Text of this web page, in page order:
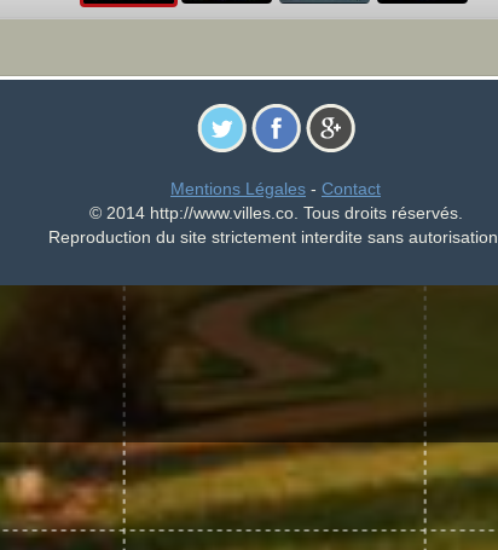
Mentions Légales - Contact
© 2014 http://www.villes.co. Tous droits réservés.
Reproduction du site strictement interdite sans autorisation.